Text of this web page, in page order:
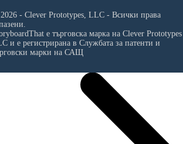
- Clever Prototypes, LLC - Всички права
е търговска марка на Clever
и е регистрирана в Службата за патенти и
марки на САЩ